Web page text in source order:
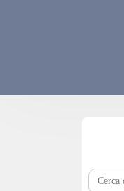
Search
for: